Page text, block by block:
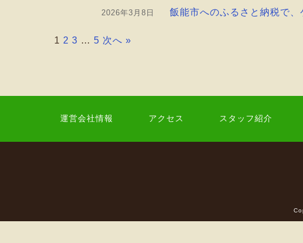
2026年3月8日 飯能市へのふるさと納税で
1 2 3 … 5 次へ »
運営会社情報 アクセス スタッフ紹介